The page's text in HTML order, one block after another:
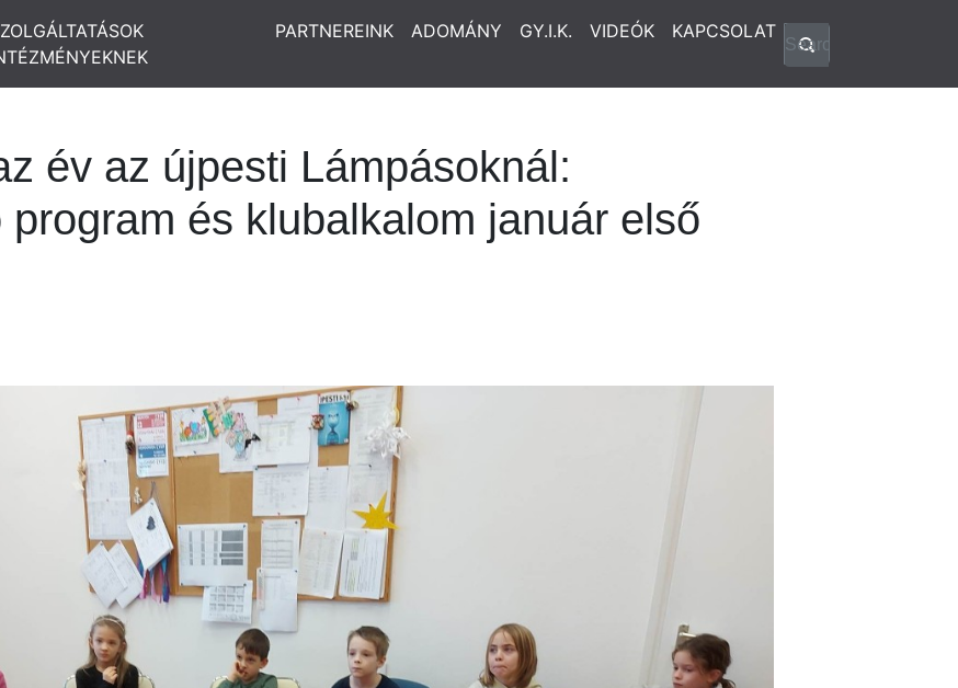
PARTNEREINK ADOMÁNY GY.I.K. VIDEÓK KAPCSOLAT
év az újpesti Lámpásoknál:
és klubalkalom január első